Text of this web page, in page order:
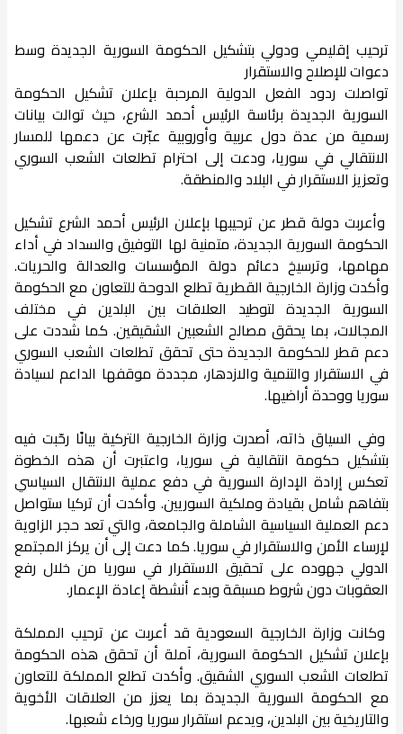
ترحيب إقليمي ودولي بتشكيل الحكومة السورية الجديدة وسط
دعوات للإصلاح والاستقرار
تواصلت ردود الفعل الدولية المرحبة بإعلان تشكيل الحكومة
السورية الجديدة برئاسة الرئيس أحمد الشرع، حيث توالت بيانات
رسمية من عدة دول عربية وأوروبية عبّرت عن دعمها للمسار
الانتقالي في سوريا، ودعت إلى احترام تطلعات الشعب السوري
وتعزيز الاستقرار في البلاد والمنطقة.
وأعربت دولة قطر عن ترحيبها بإعلان الرئيس أحمد الشرع تشكيل
الحكومة السورية الجديدة، متمنية لها التوفيق والسداد في أداء
مهامها، وترسيخ دعائم دولة المؤسسات والعدالة والحريات.
وأكدت وزارة الخارجية القطرية تطلع الدوحة للتعاون مع الحكومة
السورية الجديدة لتوطيد العلاقات بين البلدين في مختلف
المجالات، بما يحقق مصالح الشعبين الشقيقين. كما شددت على
دعم قطر للحكومة الجديدة حتى تحقق تطلعات الشعب السوري
في الاستقرار والتنمية والازدهار، مجددة موقفها الداعم لسيادة
سوريا ووحدة أراضيها.
وفي السياق ذاته، أصدرت وزارة الخارجية التركية بيانًا رحّبت فيه
بتشكيل حكومة انتقالية في سوريا، واعتبرت أن هذه الخطوة
تعكس إرادة الإدارة السورية في دفع عملية الانتقال السياسي
بتفاهم شامل بقيادة وملكية السوريين. وأكدت أن تركيا ستواصل
دعم العملية السياسية الشاملة والجامعة، والتي تعد حجر الزاوية
لإرساء الأمن والاستقرار في سوريا. كما دعت إلى أن يركز المجتمع
الدولي جهوده على تحقيق الاستقرار في سوريا من خلال رفع
العقوبات دون شروط مسبقة وبدء أنشطة إعادة الإعمار.
وكانت وزارة الخارجية السعودية قد أعربت عن ترحيب المملكة
بإعلان تشكيل الحكومة السورية، آملة أن تحقق هذه الحكومة
تطلعات الشعب السوري الشقيق. وأكدت تطلع المملكة للتعاون
مع الحكومة السورية الجديدة بما يعزز من العلاقات الأخوية
والتاريخية بين البلدين، ويدعم استقرار سوريا ورخاء شعبها.